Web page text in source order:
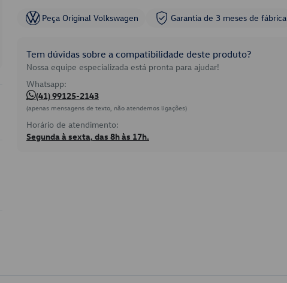
Peça Original Volkswagen Garantia de 3 meses de fábrica
Tem dúvidas sobre a compatibilidade deste produto?
Nossa equipe especializada está pronta para ajudar!
Whatsapp:
(41) 99125-2143
(apenas mensagens de texto, não atendemos ligações)
Horário de atendimento:
Segunda à sexta, das 8h às 17h.